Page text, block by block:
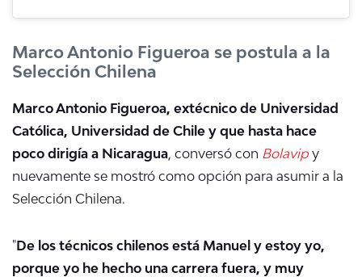
Marco Antonio Figueroa se postula a la
Selección Chilena
Marco Antonio Figueroa, extécnico de Universidad
Católica, Universidad de Chile y que hasta hace
poco dirigía a Nicaragua , conversó con Bolavip y
nuevamente se mostró como opción para asumir a la
Selección Chilena.
"De los técnicos chilenos está Manuel y estoy yo,
porque yo he hecho una carrera fuera, y muy